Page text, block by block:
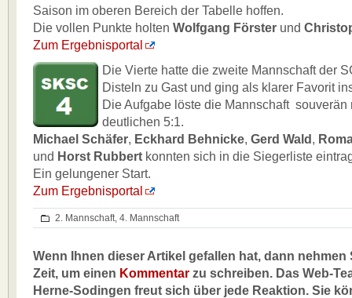
Saison im oberen Bereich der Tabelle hoffen.
Die vollen Punkte holten Wolfgang Förster und
Zum Ergebnisportal
Die Vierte hatte die zweite Mannschaft der
Disteln zu Gast und ging als klarer Favorit
Die Aufgabe löste die Mannschaft souverän
deutlichen 5:1.
Michael Schäfer, Eckhard Behnicke, Gerd Wald ,
und Horst Rubbert konnten sich in die Siegerliste
Ein gelungener Start.
Zum Ergebnisportal
2. Mannschaft, 4. Mannschaft
Wenn Ihnen dieser Artikel gefallen hat, dann nehmen
Zeit, um einen Kommentar zu schreiben. Das Web-
Herne-Sodingen freut sich über jede Reaktion. Sie